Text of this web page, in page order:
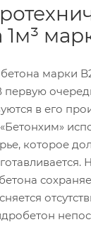
1м³
марки
первую
в его
которое